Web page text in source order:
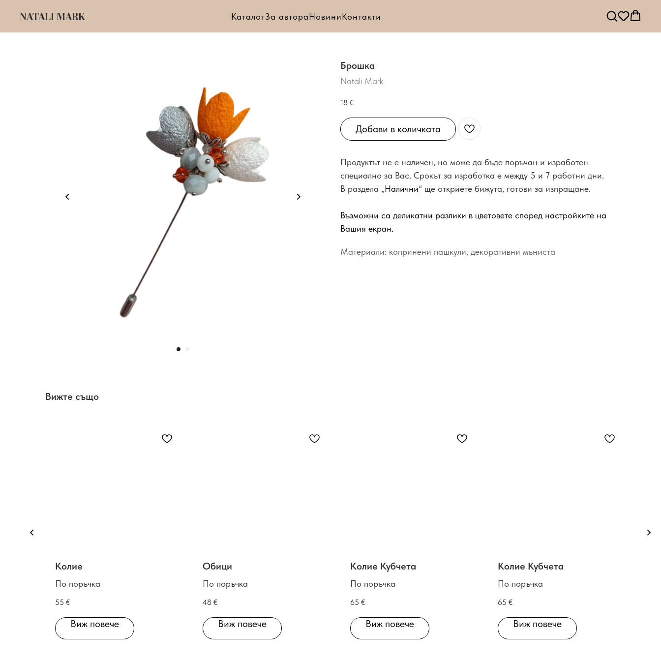
NATALI MARK КаталогЗа автораНовиниКонтакти
Брошка
Natali Mark
18 €
Добави в количката
Продуктът не е наличен, но може да бъде поръчан и изработен
специално за Вас. Срокът за изработка е между 5 и 7 работни дни.
В раздела „Налични“ ще откриете бижута, готови за изпращане.
Възможни са деликатни разлики в цветовете според настройките на
Вашия екран.
Материали: копринени пашкули, декоративни мъниста
Вижте също
Колие
По поръчка
55 €
Виж повече
Обици
По поръчка
48 €
Виж повече
Колие Кубчета
По поръчка
65 €
Виж повече
Колие Кубчета
По поръчка
65 €
Виж повече